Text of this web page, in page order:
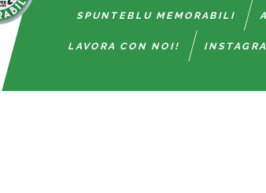
SPUNTEBLU MEMORABILI
LAVORA CON NOI!